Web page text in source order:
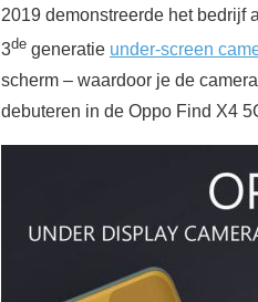
2019 demonstreerde het bedrijf
3de generatie under-screen
scherm – waardoor je de
debuteren in de Oppo Find X4